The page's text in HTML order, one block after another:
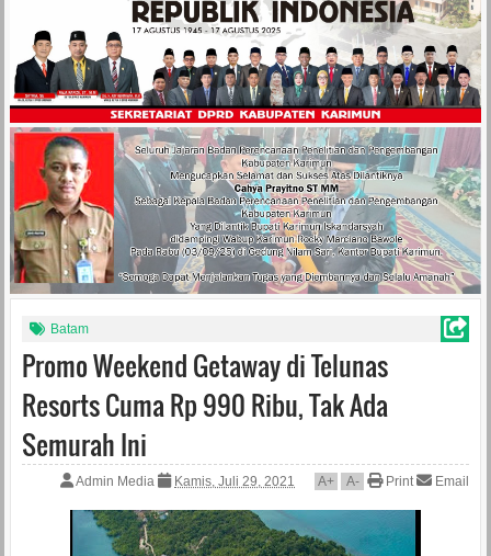
Batam
Promo Weekend Getaway di Telunas
Resorts Cuma Rp 990 Ribu, Tak Ada
Semurah Ini
Admin Media Kamis, Juli 29, 2021 A+ A- Print Email